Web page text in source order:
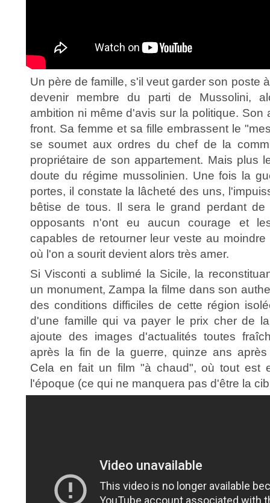
Un père de famille, s'il veut garder son poste
devenir membre du parti de Mussolini,
ambition ni même d'avis sur la politique. Son
front. Sa femme et sa fille embrassent le
se soumet aux ordres du chef de la
propriétaire de son appartement. Mais plus
doute du régime mussolinien. Une fois la
portes, il constate la lâcheté des uns,
bêtise de tous. Il sera le grand perdant
opposants n'ont eu aucun courage et
capables de retourner leur veste au
où l'on a sourit devient alors très amer.
Si Visconti a sublimé la Sicile, la
un monument, Zampa la filme dans son
des conditions difficiles de cette région
d'une famille qui va payer le prix cher de
ajoute des images d'actualités toutes
après la fin de la guerre, quinze ans après
Cela en fait un film "à chaud", où tout est
l'époque (ce qui ne manquera pas d'être la